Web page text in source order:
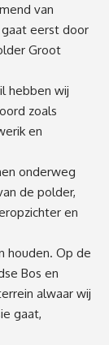
van
eerst door
Groot
hebben wij
zoals
en
onderweg
de polder,
en
houden. Op de
Bos en
alwaar wij
gaat,